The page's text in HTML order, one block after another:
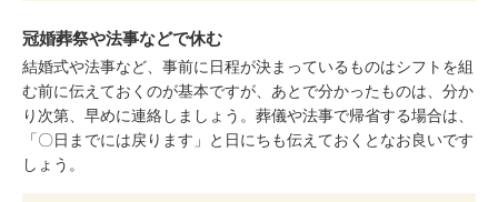
冠婚葬祭や法事などで休む
結婚式や法事など、事前に日程が決まっているものはシフトを組
む前に伝えておくのが基本ですが、あとで分かったものは、分か
り次第、早めに連絡しましょう。葬儀や法事で帰省する場合は、
「〇日までには戻ります」と日にちも伝えておくとなお良いです
しょう。